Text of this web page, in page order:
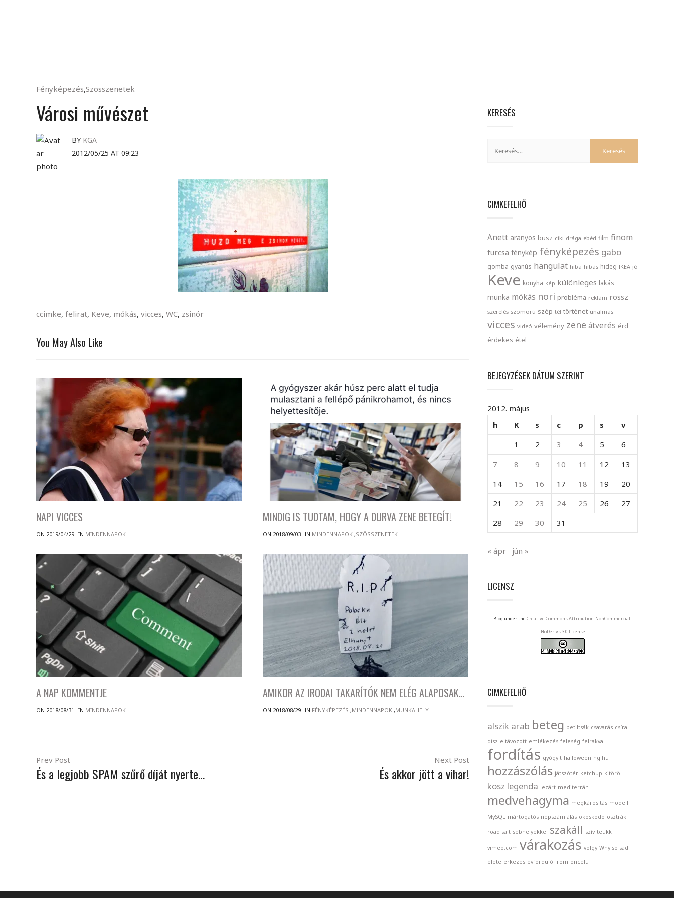
Fényképezés,Szösszenetek
Városi művészet
BY KGA
2012/05/25 AT 09:23
ccimke, felirat, Keve, mókás, vicces, WC, zsinór
You May Also Like
NAPI VICCES
ON 2019/04/29 IN MINDENNAPOK
MINDIG IS TUDTAM, HOGY A DURVA ZENE BETEGÍT!
ON 2018/09/03 IN MINDENNAPOK ,SZÖSSZENETEK
A NAP KOMMENTJE
ON 2018/08/31 IN MINDENNAPOK
AMIKOR AZ IRODAI TAKARÍTÓK NEM ELÉG ALAPOSAK…
ON 2018/08/29 IN FÉNYKÉPEZÉS ,MINDENNAPOK ,MUNKAHELY
Prev Post
És a legjobb SPAM szűrő díját nyerte…
Next Post
És akkor jött a vihar!
KERESÉS
CIMKEFELHŐ
Anett aranyos busz ciki drága ebéd film finom
furcsa fénykép fényképezés gabo
gomba gyanús hangulat hiba hibás hideg IKEA jó
Keve konyha kép különleges lakás
munka mókás nori probléma reklám rossz
szerelés szomorú szép tél történet unalmas
vicces videó vélemény zene átverés érd
érdekes étel
BEJEGYZÉSEK DÁTUM SZERINT
2012. május
h
K s c p s
v
1
2 3 4 5
6
7
8 9 10 11 12
13
14
15 16 17 18 19
20
21
22 23 24 25 26
27
28
29 30 31
« ápr jún »
LICENSZ
Blog under the Creative Commons Attribution-NonCommercial-
NoDerivs 3.0 License
CIMKEFELHŐ
alszik arab beteg betiltsák csavarás csíra
dísz eltávozott emlékezés feleség felrakva
fordítás gyógyít halloween hg.hu
hozzászólás játszótér ketchup kitöröl
kosz legenda lezárt mediterrán
medvehagyma megkárosítás modell
MySQL
mártogatós népszámlálás okoskodó osztrák
road salt sebhelyekkel szakáll szív teükk
vimeo.com várakozás völgy Why so sad
élete érkezés évforduló írom öncélú